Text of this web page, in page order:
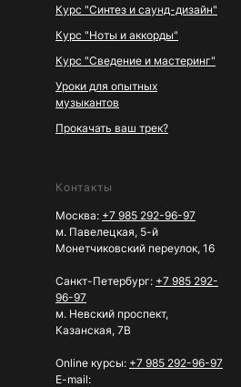
Курс "Синтез и саунд-дизайн"
Курс "Ноты и аккорды"
Курс "Сведение и мастеринг"
Уроки для опытных
музыкантов
Прокачать ваш трек?
Контакты
Москва: +7 985 292-96-97
м. Павелецкая, 5-й
Монетчиковский переулок, 16
Санкт-Петербург: +7 985 292-
96-97
м. Невский проспект,
Казанская, 7В
Online курсы: +7 985 292-96-97
E-mail: